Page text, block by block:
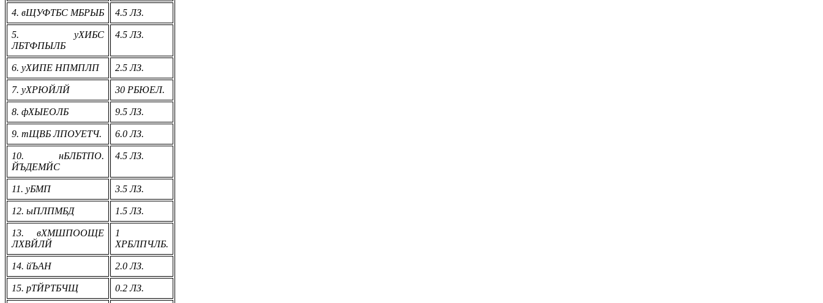
4. вЩУФТБС МБРЫБ 4.5 ЛЗ.
5. уХИБС
ЛБТФПЫЛБ
4.5 ЛЗ.
6. уХИПЕ НПМПЛП 2.5 ЛЗ.
7. уХРЮЙЛЙ 30 РБЮЕЛ.
8. фХЫЕОЛБ 9.5 ЛЗ.
9. тЩВБ ЛПОУЕТЧ. 6.0 ЛЗ.
10. нБЛБТПО.
ЙЪДЕМЙС
4.5 ЛЗ.
11. уБМП 3.5 ЛЗ.
12. ыПЛПМБД 1.5 ЛЗ.
13. вХМШПООЩЕ
ЛХВЙЛЙ
1
ХРБЛПЧЛБ.
14. йЪАН 2.0 ЛЗ.
15. рТЙРТБЧЩ 0.2 ЛЗ.